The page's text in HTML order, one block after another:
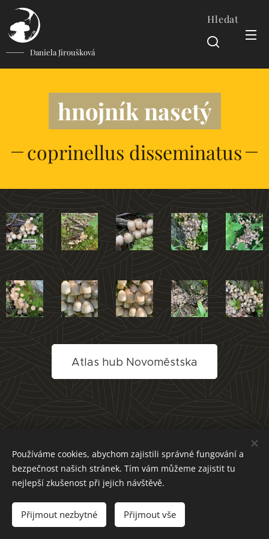
Daniela Jiroušková
Hledat
hnojník nasetý
coprinellus disseminatus
Atlas hub Novoměstska
Cookies
Používáme cookies, abychom zajistili správné fungování a
bezpečnost našich stránek. Tím vám můžeme zajistit tu
nejlepší zkušenost při jejich návštěvě.
Přijmout nezbytné Přijmout vše